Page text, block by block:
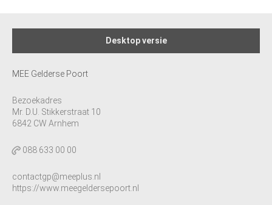
Desktop versie
MEE Gelderse Poort
Bezoekadres
Mr. D.U. Stikkerstraat 10
6842 CW Arnhem
088 633 00 00
contactgp@meeplus.nl
https://www.meegeldersepoort.nl